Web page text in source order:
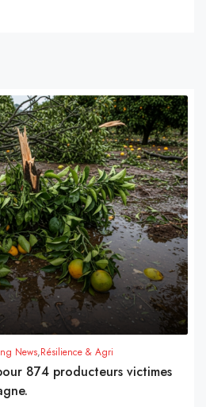
News,Résilience & Agri
874 producteurs victimes